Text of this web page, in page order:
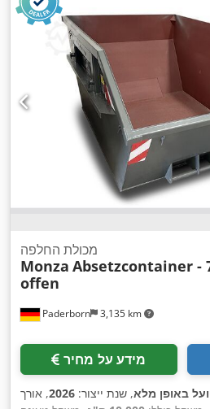
Paderborn 3,135 km
מכולת החלפה
Monza Absetzcontainer -
offen
מידע על מחיר
באופן מלא, שנת ייצור: 2026, אורך